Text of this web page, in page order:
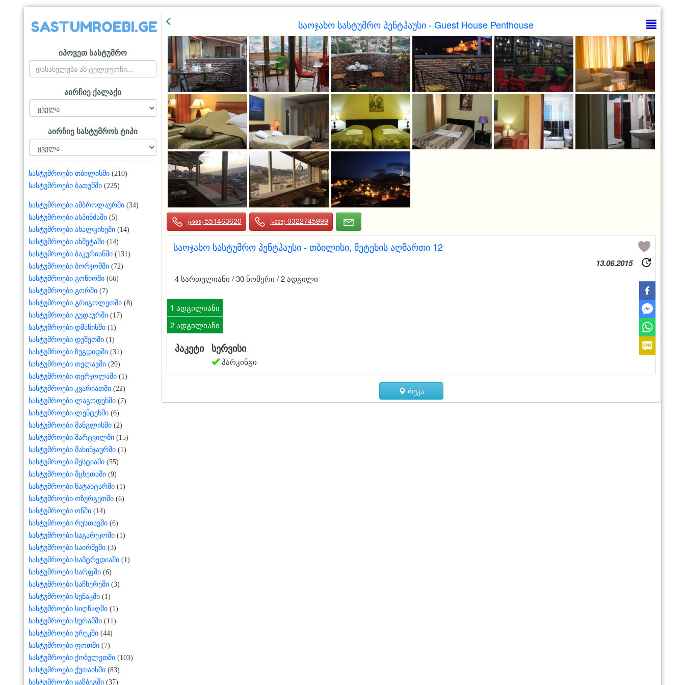
SASTUMROEBI.GE
იპოვეთ სასტუმრო
აირჩიე ქალაქი
აირჩიე სასტუმროს ტიპი
სასტუმროები თბილისში (210)
სასტუმროები ბათუმში (225)
სასტუმროები ამბროლაურში (34)
სასტუმროები ასპინძაში (5)
სასტუმროები ახალციხეში (14)
სასტუმროები ახმეტაში (14)
სასტუმროები ბაკურიანში (131)
სასტუმროები ბორჯომში (72)
სასტუმროები გონიოში (66)
სასტუმროები გორში (7)
სასტუმროები გრიგოლეთში (8)
სასტუმროები გუდაურში (17)
სასტუმროები დმანისში (1)
სასტუმროები დუშეთში (1)
სასტუმროები ზუგდიდში (31)
სასტუმროები თელავში (20)
სასტუმროები თერჯოლაში (1)
სასტუმროები კვარიათში (22)
სასტუმროები ლაგოდეხში (7)
სასტუმროები ლენტეხში (6)
სასტუმროები მანგლისში (2)
სასტუმროები მარტვილში (15)
სასტუმროები მახინჯაურში (1)
სასტუმროები მესტიაში (55)
სასტუმროები მცხეთაში (9)
სასტუმროები ნატახტარში (1)
სასტუმროები ოზურგეთში (6)
სასტუმროები ონში (14)
სასტუმროები რუსთავში (6)
სასტუმროები საგარეჯოში (1)
სასტუმროები საირმეში (3)
სასტუმროები სამტრედიაში (1)
სასტუმროები სარფში (6)
სასტუმროები საჩხერეში (3)
სასტუმროები სენაკში (1)
სასტუმროები სიღნაღში (1)
სასტუმროები სურამში (11)
სასტუმროები ურეკში (44)
სასტუმროები ფოთში (7)
სასტუმროები ქობულეთში (103)
სასტუმროები ქუთაისში (83)
სასტუმროები ყაზბეგში (37)
საოჯახო სასტუმრო პენტჰაუსი - Guest House Penthouse
(+995) 551463620 (+995) 0322745999
საოჯახო სასტუმრო პენტჰაუსი - თბილისი, მეტეხის აღმართი 12
13.06.2015
4 სართულიანი / 30 ნომერი / 2 ადგილი
1 ადგილიანი
2 ადგილიანი
პაკეტი სერვისი
პარკინგი
რუკა